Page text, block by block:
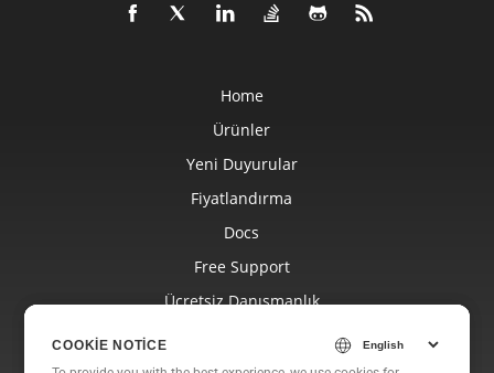
COOKIE NOTICE
Home
Ürünler
Yeni Duyurular
Fiyatlandırma
Docs
Free Support
Ücretsiz Danışmanlık
COOKIE NOTICE